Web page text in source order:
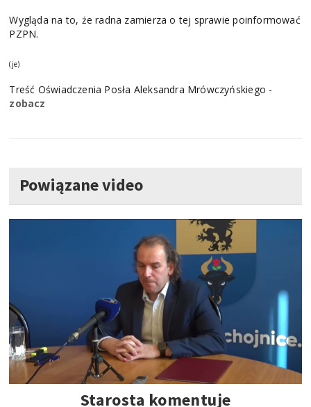
Wygląda na to, że radna zamierza o tej sprawie poinformować
PZPN.
(je)
Treść Oświadczenia Posła Aleksandra Mrówczyńskiego -
zobacz
Powiązane video
Starosta komentuje